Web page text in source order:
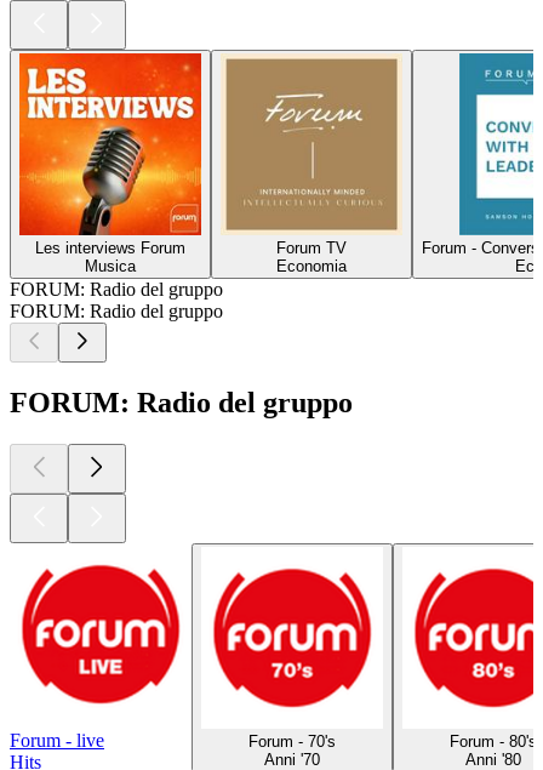
Les interviews Forum
Musica
Forum TV
Economia
Forum -
FORUM: Radio del gruppo
FORUM: Radio del gruppo
FORUM: Radio del gruppo
Forum - live
Hits
Forum - 70's
Anni '70
Forum - 80's
Anni '80